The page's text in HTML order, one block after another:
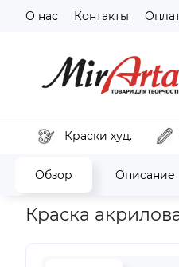
О нас Контакты
Краски худ.
Обзор Описание
Главная Краски для декора
Краска